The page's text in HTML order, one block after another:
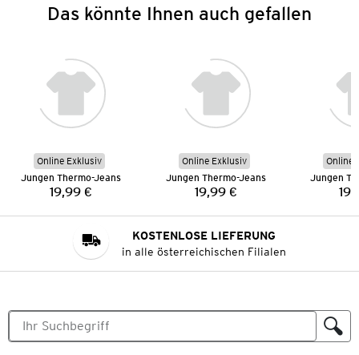
Das könnte Ihnen auch gefallen
Online Exklusiv
Jungen Thermo-Jeans
Preis:
19,99 €
Online Exklusiv
Jungen Thermo-Jeans
Preis:
19,99 €
Online
Jungen
KOSTENLOSE LIEFERUNG
in alle österreichischen Filialen